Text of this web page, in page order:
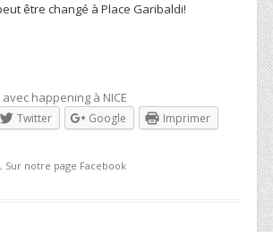
être changé à Place Garibaldi!
happening à NICE
Twitter Google Imprimer
, Sur notre page Facebook